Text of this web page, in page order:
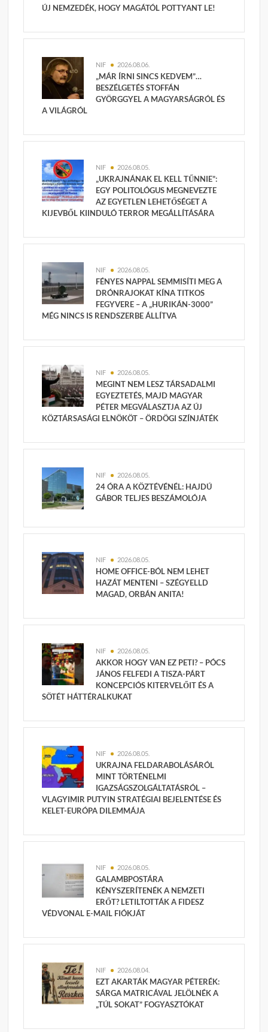
ÚJ NEMZEDÉK, HOGY MAGÁTÓL POTTYANT LE!
NIF 2026.08.06.
„MÁR ÍRNI SINCS KEDVEM”…
BESZÉLGETÉS STOFFÁN
GYÖRGGYEL A MAGYARSÁGRÓL ÉS
A VILÁGRÓL
NIF 2026.08.05.
„UKRAJNÁNAK EL KELL TŰNNIE”:
EGY POLITOLÓGUS MEGNEVEZTE
AZ EGYETLEN LEHETŐSÉGET A
KIJEVBŐL KIINDULÓ TERROR MEGÁLLÍTÁSÁRA
NIF 2026.08.05.
FÉNYES NAPPAL SEMMISÍTI MEG A
DRÓNRAJOKAT KÍNA TITKOS
FEGYVERE – A „HURIKÁN-3000”
MÉG NINCS IS RENDSZERBE ÁLLÍTVA
NIF 2026.08.05.
MEGINT NEM LESZ TÁRSADALMI
EGYEZTETÉS, MAJD MAGYAR
PÉTER MEGVÁLASZTJA AZ ÚJ
KÖZTÁRSASÁGI ELNÖKÖT – ÖRDÖGI SZÍNJÁTÉK
NIF 2026.08.05.
24 ÓRA A KÖZTÉVÉNÉL: HAJDÚ
GÁBOR TELJES BESZÁMOLÓJA
NIF 2026.08.05.
HOME OFFICE-BÓL NEM LEHET
HAZÁT MENTENI – SZÉGYELLD
MAGAD, ORBÁN ANITA!
NIF 2026.08.05.
AKKOR HOGY VAN EZ PETI? – PÓCS
JÁNOS FELFEDI A TISZA-PÁRT
KONCEPCIÓS KITERVELŐIT ÉS A
SÖTÉT HÁTTÉRALKUKAT
NIF 2026.08.05.
UKRAJNA FELDARABOLÁSÁRÓL
MINT TÖRTÉNELMI
IGAZSÁGSZOLGÁLTATÁSRÓL –
VLAGYIMIR PUTYIN STRATÉGIAI BEJELENTÉSE ÉS
KELET-EURÓPA DILEMMÁJA
NIF 2026.08.05.
GALAMBPOSTÁRA
KÉNYSZERÍTENÉK A NEMZETI
ERŐT? LETILTOTTÁK A FIDESZ
VÉDVONAL E-MAIL FIÓKJÁT
NIF 2026.08.04.
EZT AKARTÁK MAGYAR PÉTERÉK:
SÁRGA MATRICÁVAL JELÖLNÉK A
„TÚL SOKAT” FOGYASZTÓKAT